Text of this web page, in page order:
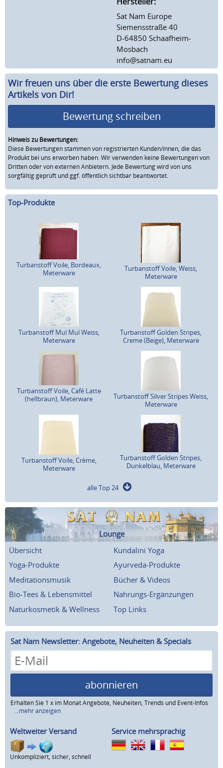
Sat Nam Europe
Siemensstraße 40
D-64850 Schaafheim-
Mosbach
info@satnam.eu
Wir freuen uns über die erste Bewertung dieses
Artikels von Dir!
Bewertung schreiben
Hinweis zu Bewertungen:
Diese Bewertungen stammen von registrierten Kunden/innen, die das
Produkt bei uns erworben haben. Wir verwenden keine Bewertungen von
Dritten oder von externen Anbietern. Jede Bewertung wird von uns
sorgfältig geprüft und ggf. öffentlich sichtbar beantwortet.
Top-Produkte
Turbanstoff Voile, Bordeaux,
Meterware
Turbanstoff Voile, Weiss,
Meterware
Turbanstoff Mul Mul Weiss,
Meterware
Turbanstoff Golden Stripes,
Creme (Beige), Meterware
Turbanstoff Voile, Café Latte
(hellbraun), Meterware
Turbanstoff Silver Stripes Weiss,
Meterware
Turbanstoff Voile, Crème,
Meterware
Turbanstoff Golden Stripes,
Dunkelblau, Meterware
alle Top 24
Lounge
Übersicht
Kundalini Yoga
Yoga-Produkte
Ayurveda-Produkte
Meditationsmusik
Bücher & Videos
Bio-Tees & Lebensmittel
Nahrungs-Ergänzungen
Naturkosmetik & Wellness
Top Links
Sat Nam Newsletter: Angebote, Neuheiten & Specials
abonnieren
Erhalten Sie 1 x im Monat Angebote, Neuheiten, Trends und Event-Infos
...mehr anzeigen
Weltweiter Versand
Unkompliziert, sicher, schnell
Service mehrsprachig